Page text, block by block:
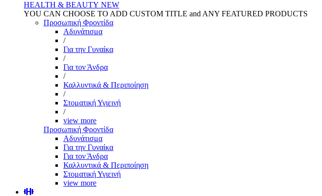
HEALTH & BEAUTY NEW
YOU CAN CHOOSE TO ADD CUSTOM TITLE and ANY FEATURED PRODUCTS
Προσωπική Φροντίδα
Αδυνάτισμα
/
Για την Γυναίκα
/
Για τον Άνδρα
/
Καλλυντικά & Περιποίηση
/
Στοματική Υγιεινή
/
view more
Προσωπική Φροντίδα
Αδυνάτισμα
Για την Γυναίκα
Για τον Άνδρα
Καλλυντικά & Περιποίηση
Στοματική Υγιεινή
view more